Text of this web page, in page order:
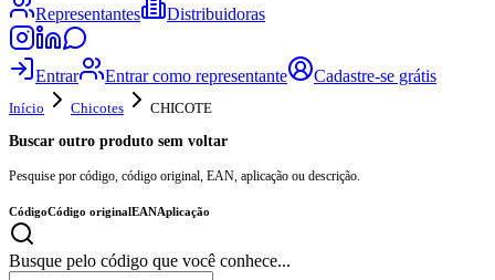
Representantes
Distribuidoras
Entrar Entrar como representante Cadastre-se grátis
Início Chicotes
CHICOTE
Buscar outro produto sem voltar
Pesquise por código, código original, EAN, aplicação ou descrição.
CódigoCódigo originalEANAplicação
Busque pelo código que você conhece...